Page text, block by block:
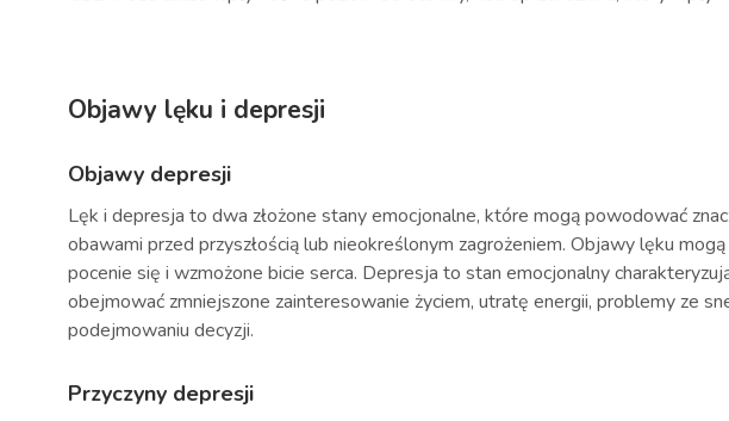
Objawy lęku i depresji
Objawy depresji
Lęk i depresja to dwa złożone stany emocjonalne, które mogą powodować
obawami przed przyszłością lub nieokreślonym zagrożeniem. Objawy lęku
pocenie się i wzmożone bicie serca. Depresja to stan emocjonalny
obejmować zmniejszone zainteresowanie życiem, utratę energii, problemy ze
podejmowaniu decyzji.
Przyczyny depresji